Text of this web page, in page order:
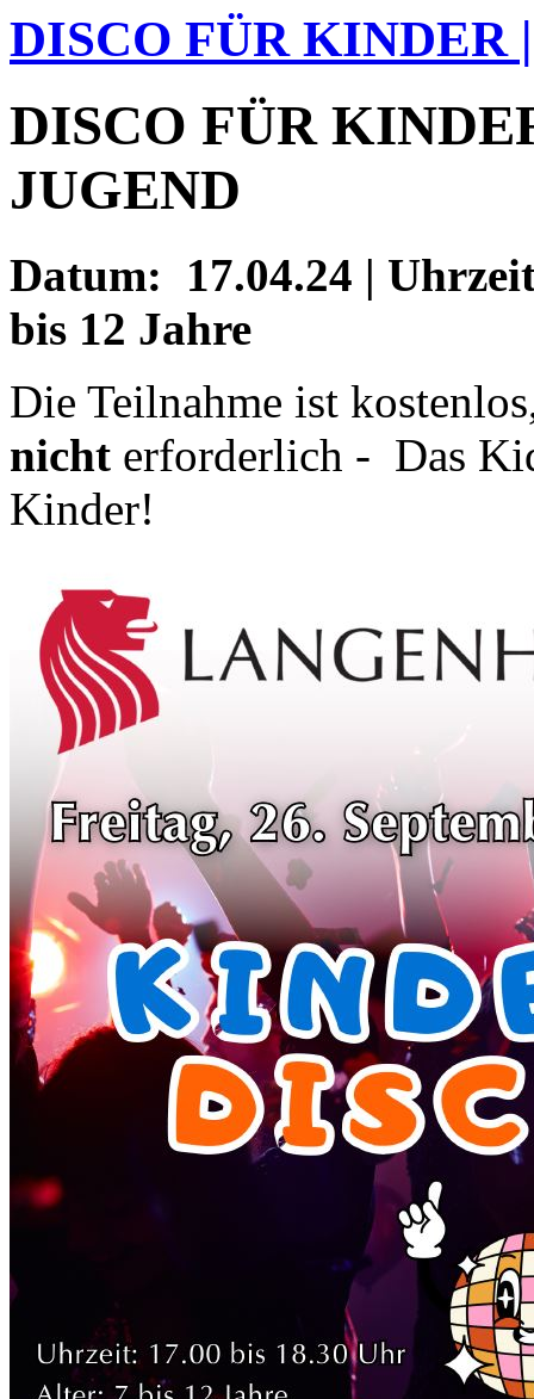
DISCO FÜR KINDER
DISCO FÜR
JUGEND
Datum: 17.04.24 |
bis 12 Jahre
Die Teilnahme ist
nicht erforderlich - Das
Kinder!